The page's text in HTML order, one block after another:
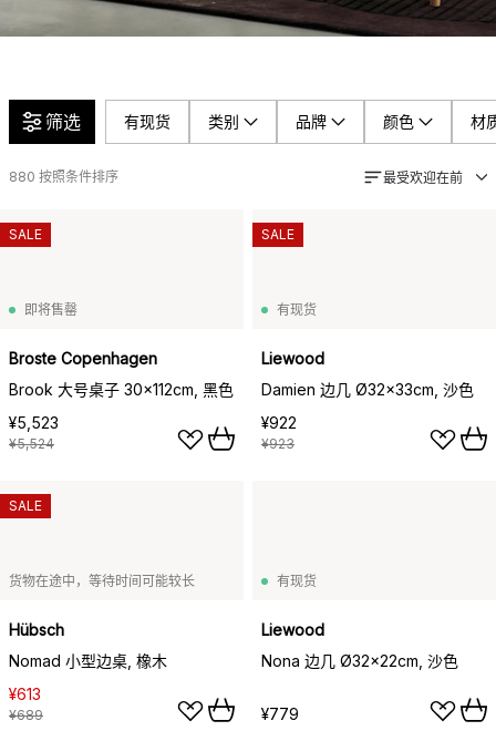
筛选 有现货 类别 品牌 颜色 材
880 按照条件排序 最受欢迎在前
即将售罄
Broste Copenhagen
Brook 大号桌子 30x112cm, 黑色
¥5,523
¥5,524
SALE
有现货
Liewood
Damien 边几 Ø32x33cm, 沙色
¥922
¥923
SALE
货物在途中，等待时间可能较长
Hübsch
Nomad 小型边桌, 橡木
¥613
¥689
SALE
有现货
Liewood
Nona 边几 Ø32x22cm, 沙色
¥779